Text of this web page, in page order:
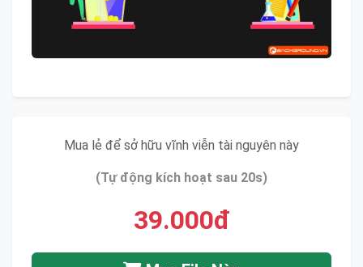
Mua lẻ để sở hữu vĩnh viễn tài nguyên này
(Tự động kích hoạt sau 20s)
39.000đ